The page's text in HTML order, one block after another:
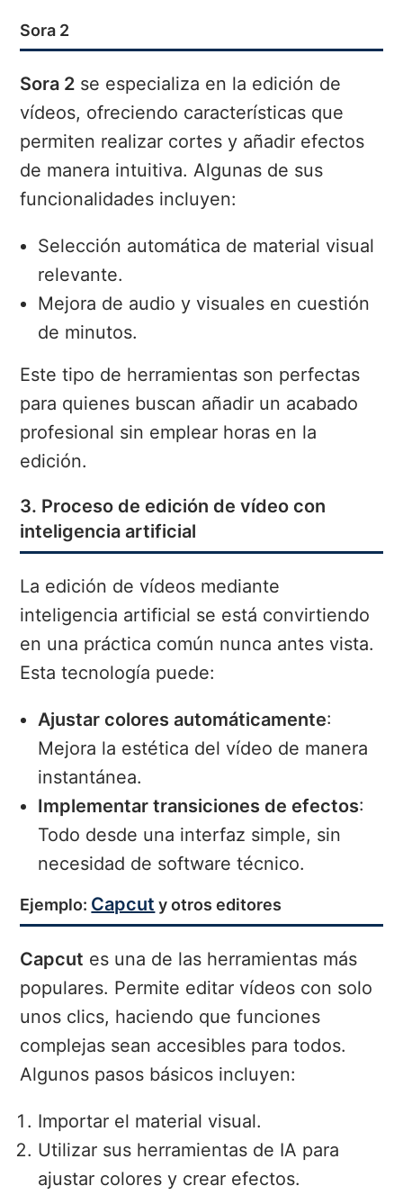
Sora 2
Sora 2 se especializa en la edición de
vídeos, ofreciendo características que
permiten realizar cortes y añadir efectos
de manera intuitiva. Algunas de sus
funcionalidades incluyen:
Selección automática de material visual
relevante.
Mejora de audio y visuales en cuestión
de minutos.
Este tipo de herramientas son perfectas
para quienes buscan añadir un acabado
profesional sin emplear horas en la
edición.
3. Proceso de edición de vídeo con
inteligencia artificial
La edición de vídeos mediante
inteligencia artificial se está convirtiendo
en una práctica común nunca antes vista.
Esta tecnología puede:
Ajustar colores automáticamente:
Mejora la estética del vídeo de manera
instantánea.
Implementar transiciones de efectos:
Todo desde una interfaz simple, sin
necesidad de software técnico.
Ejemplo: Capcut y otros editores
Capcut es una de las herramientas más
populares. Permite editar vídeos con solo
unos clics, haciendo que funciones
complejas sean accesibles para todos.
Algunos pasos básicos incluyen:
Importar el material visual.
Utilizar sus herramientas de IA para
ajustar colores y crear efectos.